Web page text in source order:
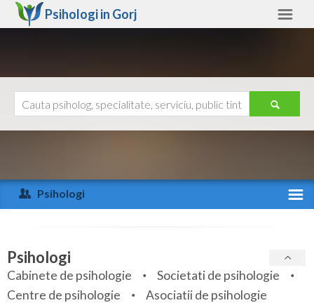
Psihologi in Gorj
Arad
Arges
Bihor
Bistrita-Nasaud
Ajutor
Psihologi
Specialitati
Servicii
Psihologi
Cabinete de psihologie
Societati de psihologie
Centre de psihologie
Asociatii de psihologie